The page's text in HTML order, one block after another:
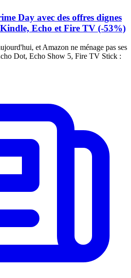
Day avec des offres dignes
Echo et Fire TV (-53%)
et Amazon ne ménage pas ses
Dot, Echo Show 5, Fire TV Stick :